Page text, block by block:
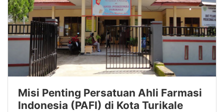
Misi Penting Persatuan Ahli Farmasi
Indonesia (PAFI) di Kota Turikale